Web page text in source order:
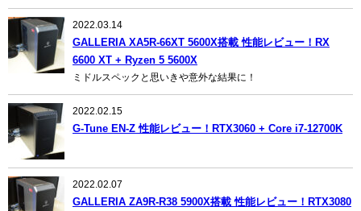
2022.03.14
GALLERIA XA5R-66XT 5600X搭載 性能レビュー！RX
6600 XT + Ryzen 5 5600X
ミドルスペックと思いきや意外な結果に！
2022.02.15
G-Tune EN-Z 性能レビュー！RTX3060 + Core i7-12700K
2022.02.07
GALLERIA ZA9R-R38 5900X搭載 性能レビュー！RTX3080